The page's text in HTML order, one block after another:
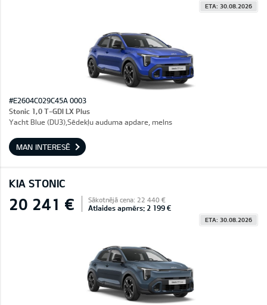
ETA: 30.08.2026
#E2604C029C45A 0003
Stonic 1,0 T-GDI LX Plus
Yacht Blue (DU3),Sēdekļu auduma apdare, melns
MAN INTERESĒ
KIA STONIC
20 241 € Sākotnējā cena: 22 440 €
Atlaides apmērs: 2 199 €
ETA: 30.08.2026